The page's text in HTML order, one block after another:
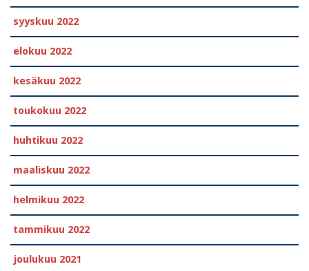
syyskuu 2022
elokuu 2022
kesäkuu 2022
toukokuu 2022
huhtikuu 2022
maaliskuu 2022
helmikuu 2022
tammikuu 2022
joulukuu 2021